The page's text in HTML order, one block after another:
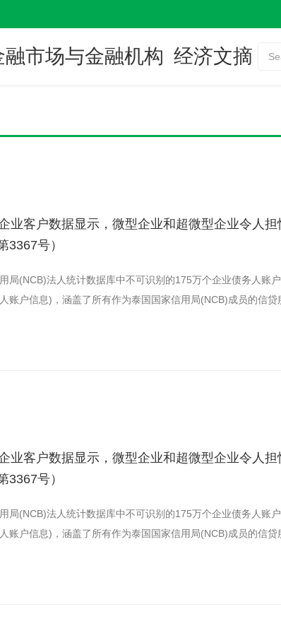
融市场与金融机构 经济文摘
业客户数据显示，微型企业和超微型企业令人
3367号）
局(NCB)法人统计数据库中不可识别的175万个企业债务人账
账户信息)，涵盖了所有作为泰国国家信用局(NCB)成员的信贷
业客户数据显示，微型企业和超微型企业令人
3367号）
局(NCB)法人统计数据库中不可识别的175万个企业债务人账
账户信息)，涵盖了所有作为泰国国家信用局(NCB)成员的信贷